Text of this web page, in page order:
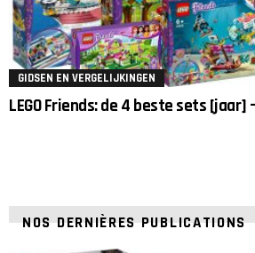
GIDSEN EN VERGELIJKINGEN
LEGO Friends: de 4 beste sets [jaar]
NOS DERNIÈRES PUBLICATIONS